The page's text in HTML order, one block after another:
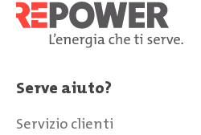
Serve aiuto?
Servizio clienti